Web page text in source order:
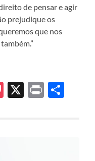
de pensar e agir
prejudique os
que nos
Pocket
X Print